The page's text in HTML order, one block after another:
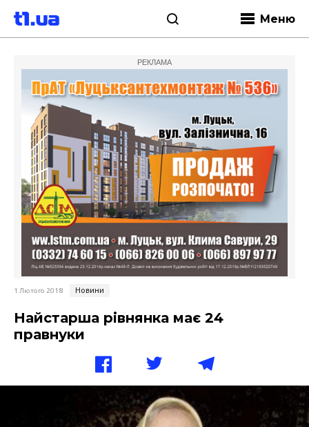
Меню
РЕКЛАМА
1 Лютого 2018 Новини
Найстарша рівнянка має 24
правнуки